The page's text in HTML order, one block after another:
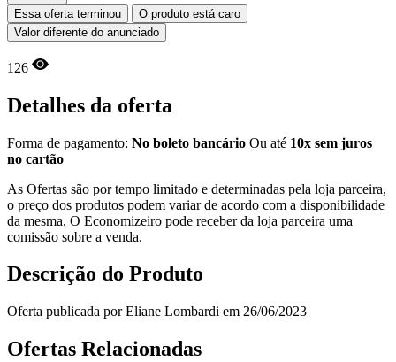
Essa oferta terminou
O produto está caro
Valor diferente do anunciado
126
Detalhes da oferta
Forma de pagamento: No boleto bancário Ou até 10x sem juros
no cartão
As Ofertas são por tempo limitado e determinadas pela loja parceira,
o preço dos produtos podem variar de acordo com a disponibilidade
da mesma, O Economizeiro pode receber da loja parceira uma
comissão sobre a venda.
Descrição do Produto
Oferta publicada por Eliane Lombardi em 26/06/2023
Ofertas Relacionadas